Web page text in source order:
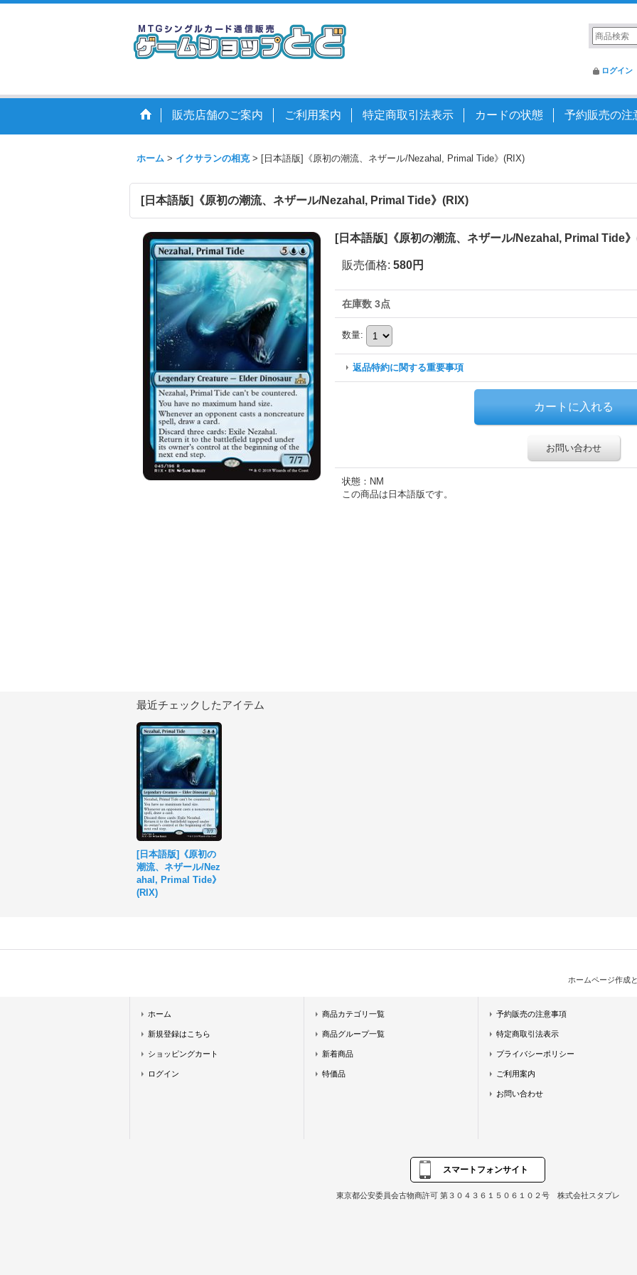
ログイン
販売店舗のご案内 ご利用案内 特定商取引法表示 カードの状態 予約販売の注
ホーム > イクサランの相克 > [日本語版]《原初の潮流、ネザール/Nezahal, Primal Tide》(RIX)
[日本語版]《原初の潮流、ネザール/Nezahal, Primal Tide》(RIX)
[日本語版]《原初の潮流、ネザール/Nezahal, Primal Tide
販売価格: 580円
在庫数 3点
数量:
返品特約に関する重要事項
お問い合わせ
状態：NM
この商品は日本語版です。
最近チェックしたアイテム
[日本語版]《原初の
潮流、ネザール/Nez
ahal, Primal Tide》
(RIX)
ホームページ作成
ホーム
新規登録はこちら
ショッピングカート
ログイン
商品カテゴリ一覧
商品グループ一覧
新着商品
特価品
予約販売の注意事項
特定商取引法表示
プライバシーポリシー
ご利用案内
お問い合わせ
スマートフォンサイト
東京都公安委員会古物商許可 第３０４３６１５０６１０２号 株式会社スタプレ